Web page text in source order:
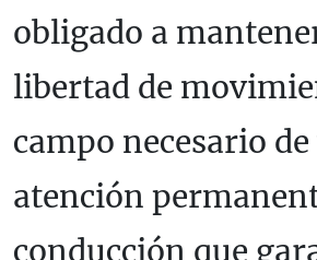
obligado a
libertad de
campo necesario
atención
conducción que